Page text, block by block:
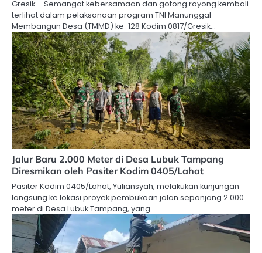
Gresik – Semangat kebersamaan dan gotong royong kembali
terlihat dalam pelaksanaan program TNI Manunggal
Membangun Desa (TMMD) ke-128 Kodim 0817/Gresik…
Jalur Baru 2.000 Meter di Desa Lubuk Tampang
Diresmikan oleh Pasiter Kodim 0405/Lahat
Pasiter Kodim 0405/Lahat, Yuliansyah, melakukan kunjungan
langsung ke lokasi proyek pembukaan jalan sepanjang 2.000
meter di Desa Lubuk Tampang, yang…